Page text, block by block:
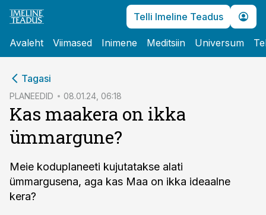
Telli Imeline Teadus
Avaleht Viimased Inimene Meditsiin Universum
Tagasi
PLANEEDID 08.01.24, 06:18
Kas maakera on ikka
ümmargune?
Meie koduplaneeti kujutatakse alati
ümmargusena, aga kas Maa on ikka ideaalne
kera?